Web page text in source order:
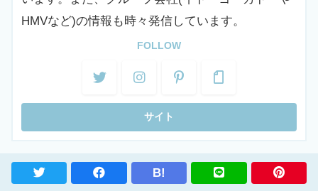
HMVなど)の情報も時々発信しています。
FOLLOW
B!